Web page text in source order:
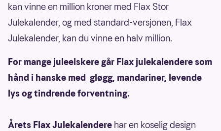
kan vinne en million kroner med Flax Stor
Julekalender, og med standard-versjonen, Flax
Julekalender, kan du vinne en halv million.
For mange juleelskere går Flax julekalendere som
hånd i hanske med gløgg, mandariner, levende
lys og tindrende forventning.
Årets Flax Julekalendere har en koselig design